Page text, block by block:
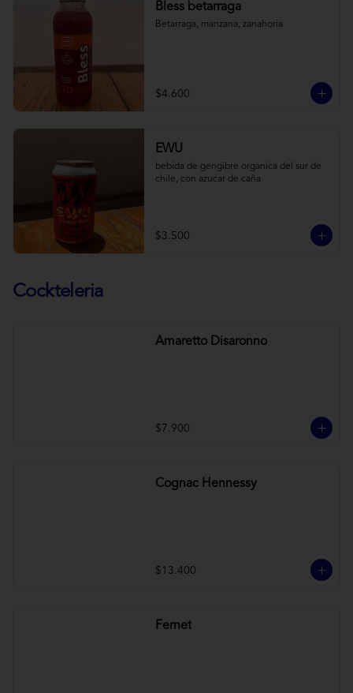
Bless betarraga
Betarraga, manzana, zanahoria
$4.600
EWU
bebida de gengibre organica del sur de
chile, con azucar de caña
$3.500
Cockteleria
Amaretto Disaronno
$7.900
Cognac Hennessy
$13.400
Fernet